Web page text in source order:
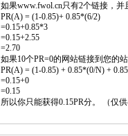
如果www.fwol.cn只有2个链接，并
PR(A) = (1-0.85)+ 0.85*(6/2)
=0.15+0.85*3
=0.15+2.55
=2.70
如果10个PR=0的网站链接到您的
PR(A) = (1-0.85) + 0.85*(0/N) +
=0.15+0
=0.15
所以你只能获得0.15PR分。 （仅供